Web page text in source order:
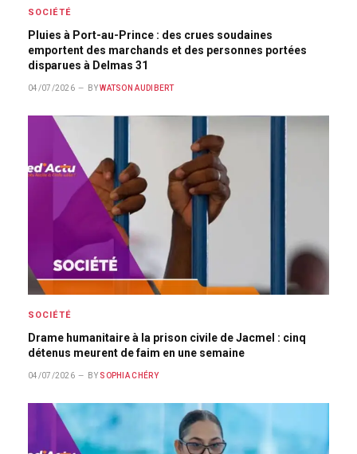
SOCIÉTÉ
Pluies à Port-au-Prince : des crues soudaines
emportent des marchands et des personnes portées
disparues à Delmas 31
04/07/2026 BY WATSON AUDIBERT
SOCIÉTÉ
Drame humanitaire à la prison civile de Jacmel : cinq
détenus meurent de faim en une semaine
04/07/2026 BY SOPHIA CHÉRY